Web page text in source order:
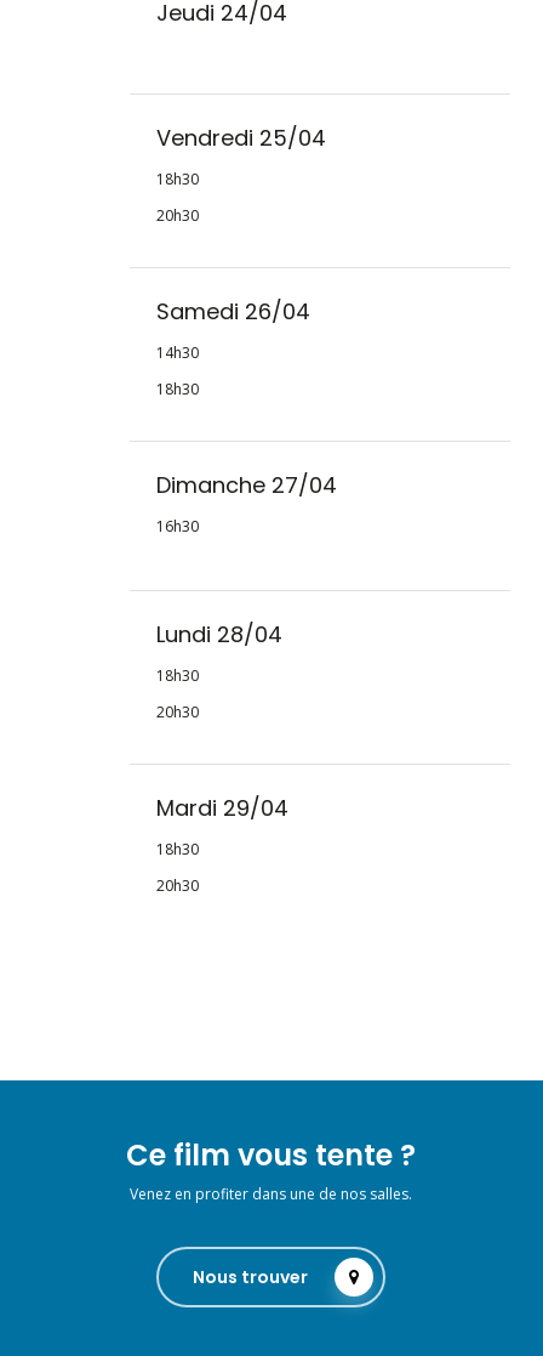
Jeudi 24/04
Vendredi 25/04
18h30
20h30
Samedi 26/04
14h30
18h30
Dimanche 27/04
16h30
Lundi 28/04
18h30
20h30
Mardi 29/04
18h30
20h30
Ce film vous tente ?
Venez en profiter dans une de nos salles.
Nous trouver